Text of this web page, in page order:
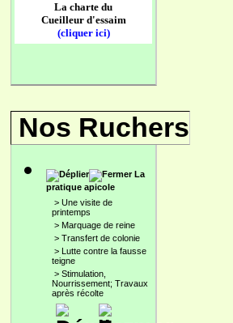
La charte du
Cueilleur d'essaim
(cliquer ici)
Nos Ruchers
La
pratique apicole
> Une visite de
printemps
> Marquage de reine
> Transfert de colonie
> Lutte contre la fausse
teigne
> Stimulation,
Nourrissement; Travaux
après récolte